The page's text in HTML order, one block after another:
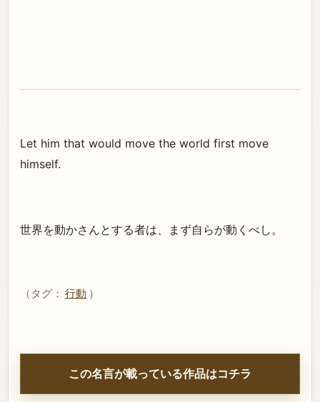
Let him that would move the world first move
himself.
世界を動かさんとする者は、まず自らが動くべし。
（タグ： 行動 ）
この名言が載っている作品はコチラ